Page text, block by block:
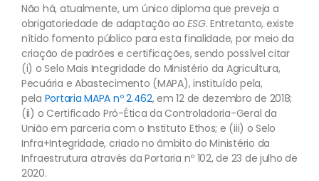
Não há, atualmente, um único diploma que preveja a
obrigatoriedade de adaptação aoESG. Entretanto, existe
nítido fomento público para esta finalidade, por meio da
criação de padrões e certificações, sendo possível citar
(i) o Selo Mais Integridade do Ministério da Agricultura,
Pecuária e Abastecimento (MAPA), instituído pela,
pela Portaria MAPA nº 2.462, em 12 de dezembro de 2018;
(ii) o Certificado Pró-Ética da Controladoria-Geral da
União em parceria com o Instituto Ethos; e (iii) o Selo
Infra+Integridade, criado no âmbito do Ministério da
Infraestrutura através da Portaria nº 102, de 23 de julho de
2020.